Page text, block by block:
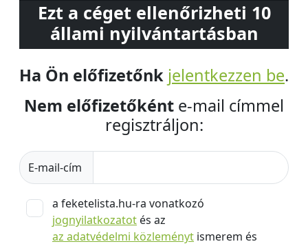
Ezt a céget ellenőrizheti 10
állami nyilvántartásban
Ha Ön előfizetőnk jelentkezzen be.
Nem előfizetőként e-mail címmel
regisztráljon:
E-mail-cím
a feketelista.hu-ra vonatkozó
jognyilatkozatot és az
az adatvédelmi közleményt ismerem és